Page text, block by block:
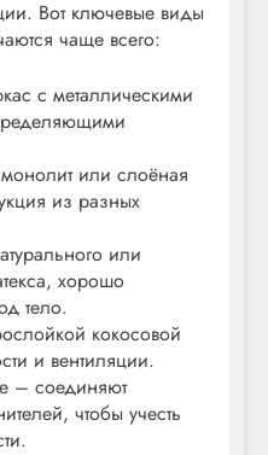
Вот ключевые виды
чаще всего:
с металлическими
или слоёная
из разных
или
хорошо
тело.
кокосовой
и вентиляции.
– соединяют
чтобы учесть